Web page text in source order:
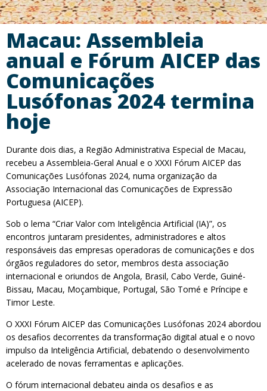
Macau: Assembleia
anual e Fórum AICEP das
Comunicações
Lusófonas 2024 termina
hoje
Durante dois dias, a Região Administrativa Especial de Macau,
recebeu a Assembleia-Geral Anual e o XXXI Fórum AICEP das
Comunicações Lusófonas 2024, numa organização da
Associação Internacional das Comunicações de Expressão
Portuguesa (AICEP).
Sob o lema “Criar Valor com Inteligência Artificial (IA)”, os
encontros juntaram presidentes, administradores e altos
responsáveis das empresas operadoras de comunicações e dos
órgãos reguladores do setor, membros desta associação
internacional e oriundos de Angola, Brasil, Cabo Verde, Guiné-
Bissau, Macau, Moçambique, Portugal, São Tomé e Príncipe e
Timor Leste.
O XXXI Fórum AICEP das Comunicações Lusófonas 2024 abordou
os desafios decorrentes da transformação digital atual e o novo
impulso da Inteligência Artificial, debatendo o desenvolvimento
acelerado de novas ferramentas e aplicações.
O fórum internacional debateu ainda os desafios e as